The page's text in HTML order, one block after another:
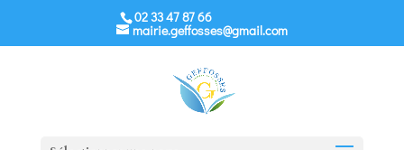
02 33 47 87 66
mairie.geffosses@gmail.com